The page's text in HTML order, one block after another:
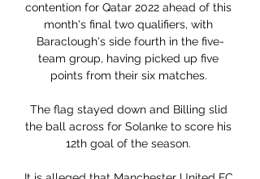
contention for Qatar 2022 ahead of this
month's final two qualifiers, with
Baraclough's side fourth in the five-
team group, having picked up five
points from their six matches.
The flag stayed down and Billing slid
the ball across for Solanke to score his
12th goal of the season.